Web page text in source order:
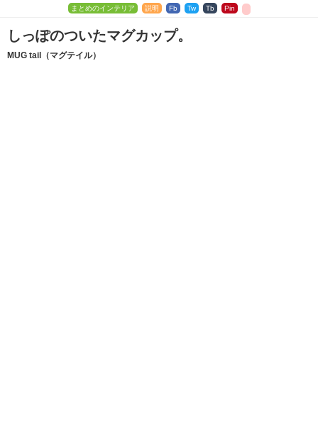
まとめのインテリア 説明 Fb Tw Tb Pin
しっぽのついたマグカップ。
MUG tail（マグテイル）